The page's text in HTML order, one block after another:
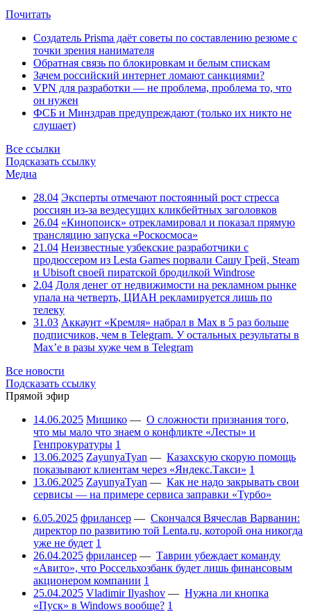
Почитать
Создатель Prisma даёт советы по составлению резюме с
точки зрения нанимателя
Обратная связь по блокировкам и белым спискам
Зачем российский интернет ломают санкциями?
VPN для разработки — не проблема, проблема то, что
он нужен
ФСБ и Минздрав предупреждают (только их никто не
слушает)
Все ссылки
Подсказать ссылку
Медиа
28.04 Эксперты отмечают постоянный рост стресса
россиян из-за вездесущих кликбейтных заголовков
26.04 «Кинопоиск» отрекламировал и показал прямую
трансляцию запуска «Роскосмоса»
21.04 Неизвестные узбекские разработчики с
продюссером из Lesta Games порвали Сашу Грей, Steam
и Ubisoft своей пиратской бродилкой Windrose
2.04 Доля денег от недвижимости на рекламном рынке
упала на четверть, ЦИАН рекламируется лишь по
телеку
31.03 Аккаунт «Кремля» набрал в Max в 5 раз больше
подписчиков, чем в Telegram. У остальных результаты в
Max’е в разы хуже чем в Telegram
Все новости
Подсказать ссылку
Прямой эфир
14.06.2025 Мишико — О сложности признания того,
что мы мало что знаем о конфликте «Лесты» и
Генпрокуратуры 1
13.06.2025 ZayunyaTyan — Казахскую скорую помощь
показывают клиентам через «Яндекс.Такси» 1
13.06.2025 ZayunyaTyan — Как не надо закрывать свои
сервисы — на примере сервиса заправки «Турбо»
6.05.2025 фрилансер — Скончался Вячеслав Варванин:
директор по развитию той Lenta.ru, которой она никогда
уже не будет 1
26.04.2025 фрилансер — Таврин убеждает команду
«Авито», что Россельхозбанк будет лишь финансовым
акционером компании 1
25.04.2025 Vladimir Ilyashov — Нужна ли кнопка
«Пуск» в Windows вообще? 1